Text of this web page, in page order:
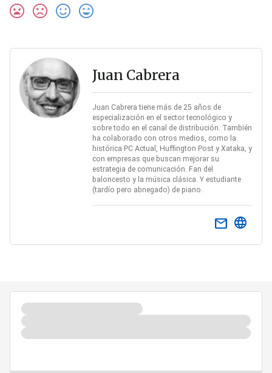
Juan Cabrera
Juan Cabrera tiene más de 25 años de
especialización en el sector tecnológico y
sobre todo en el canal de distribución. También
ha colaborado con otros medios, como la
histórica PC Actual, Huffington Post y Xataka, y
con empresas que buscan mejorar su
estrategia de comunicación. Fan del
baloncesto y la música clásica. Y estudiante
(tardío pero abnegado) de piano.
email